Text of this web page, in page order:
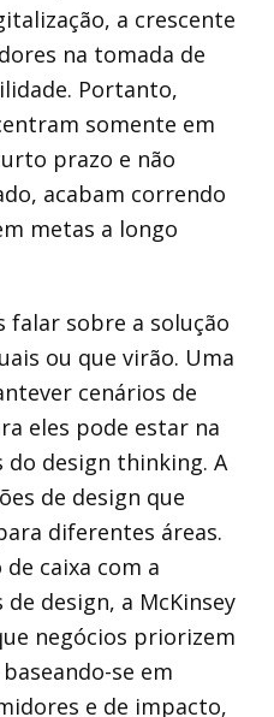
a crescente
na tomada de
Portanto,
somente em
prazo e não
acabam correndo
metas a longo
falar sobre a solução
ou que virão. Uma
cenários de
eles pode estar na
do design thinking. A
de design que
diferentes áreas.
caixa com a
design, a McKinsey
negócios priorizem
se em
e de impacto,